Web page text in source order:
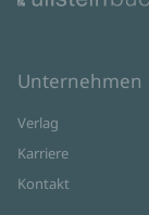
Unternehmen
Verlag
Karriere
Kontakt